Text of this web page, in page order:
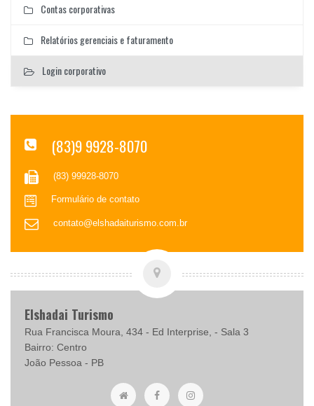
Contas corporativas
Relatórios gerenciais e faturamento
Login corporativo
(83)9 9928-8070
(83) 99928-8070
Formulário de contato
contato@elshadaiturismo.com.br
Elshadai Turismo
Rua Francisca Moura, 434 - Ed Interprise, - Sala 3
Bairro: Centro
João Pessoa - PB